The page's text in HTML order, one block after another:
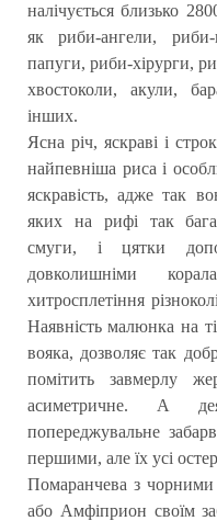
налічується близько
як риби-ангели,
папуги, риби-хірурги,
хвостоколи, акули,
інших.
Ясна річ, яскраві і
найпевніша риса і
яскравість, адже так
яких на рифі так
смуги, і цятки
довколишніми
хитросплетіння
Наявність малюнка на
вояка, дозволяє так
помітить завмерлу
асиметричне. А
попереджувальне
першими, але їх усі
Помаранчева з
або Амфіприон своїм